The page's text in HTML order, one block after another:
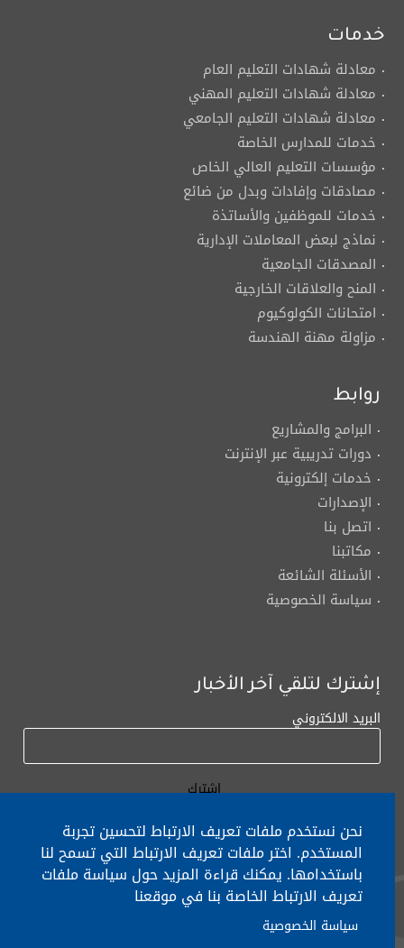
خدمات
معادلة شهادات التعليم العام
معادلة شهادات التعليم المهني
معادلة شهادات التعليم الجامعي
خدمات للمدارس الخاصة
مؤسسات التعليم العالي الخاص
مصادقات وإفادات وبدل من ضائع
خدمات للموظفين والأساتذة
نماذج لبعض المعاملات الإدارية
المصدقات الجامعية
المنح والعلاقات الخارجية
امتحانات الكولوكيوم
مزاولة مهنة الهندسة
روابط
البرامج والمشاريع
دورات تدريبية عبر الإنترنت
خدمات إلكترونية
الإصدارات
اتصل بنا
مكاتبنا
الأسئلة الشائعة
سياسة الخصوصية
إشترك لتلقي آخر الأخبار
البريد الالكتروني
لأي إستفسار الإتصال على: ٠١/٧٧٢٠٠٠
نحن نستخدم ملفات تعريف الارتباط لتحسين تجربة
المستخدم. اختر ملفات تعريف الارتباط التي تسمح لنا
باستخدامها. يمكنك قراءة المزيد حول سياسة ملفات
تعريف الارتباط الخاصة بنا في موقعنا
سياسة الخصوصية